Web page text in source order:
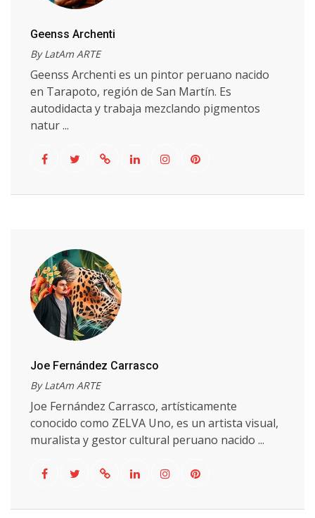
Geenss Archenti
By LatAm ARTE
Geenss Archenti es un pintor peruano nacido
en Tarapoto, región de San Martín. Es
autodidacta y trabaja mezclando pigmentos
natur ...
Joe Fernández Carrasco
By LatAm ARTE
Joe Fernández Carrasco, artísticamente
conocido como ZELVA Uno, es un artista visual,
muralista y gestor cultural peruano nacido ...